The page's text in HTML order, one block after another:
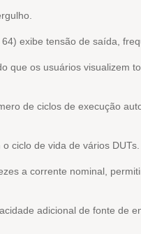
exibe tensão de saída,
que os usuários visualizem
de ciclos de execução
ciclo de vida de vários DUTs.
a corrente nominal,
adicional de fonte de